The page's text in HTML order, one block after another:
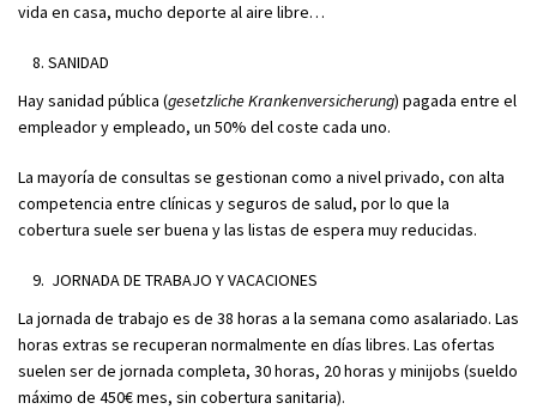
vida en casa, mucho deporte al aire libre…
SANIDAD
Hay sanidad pública (gesetzliche Krankenversicherung) pagada entre el
empleador y empleado, un 50% del coste cada uno.
La mayoría de consultas se gestionan como a nivel privado, con alta
competencia entre clínicas y seguros de salud, por lo que la
cobertura suele ser buena y las listas de espera muy reducidas.
JORNADA DE TRABAJO Y VACACIONES
La jornada de trabajo es de 38 horas a la semana como asalariado. Las
horas extras se recuperan normalmente en días libres. Las ofertas
suelen ser de jornada completa, 30 horas, 20 horas y minijobs (sueldo
máximo de 450€ mes, sin cobertura sanitaria).